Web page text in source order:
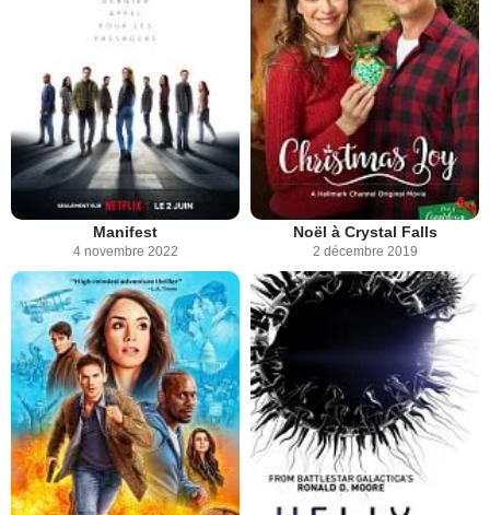
Manifest
4 novembre 2022
Noël à Crystal Falls
2 décembre 2019